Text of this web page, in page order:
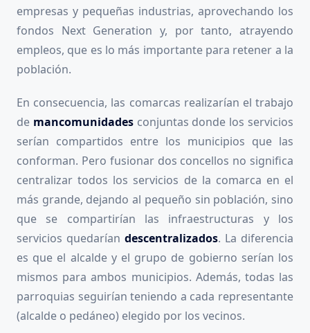
empresas y pequeñas industrias, aprovechando los
fondos Next Generation y, por tanto, atrayendo
empleos, que es lo más importante para retener a la
población.
En consecuencia, las comarcas realizarían el trabajo
de mancomunidades conjuntas donde los servicios
serían compartidos entre los municipios que las
conforman. Pero fusionar dos concellos no significa
centralizar todos los servicios de la comarca en el
más grande, dejando al pequeño sin población, sino
que se compartirían las infraestructuras y los
servicios quedarían descentralizados. La diferencia
es que el alcalde y el grupo de gobierno serían los
mismos para ambos municipios. Además, todas las
parroquias seguirían teniendo a cada representante
(alcalde o pedáneo) elegido por los vecinos.